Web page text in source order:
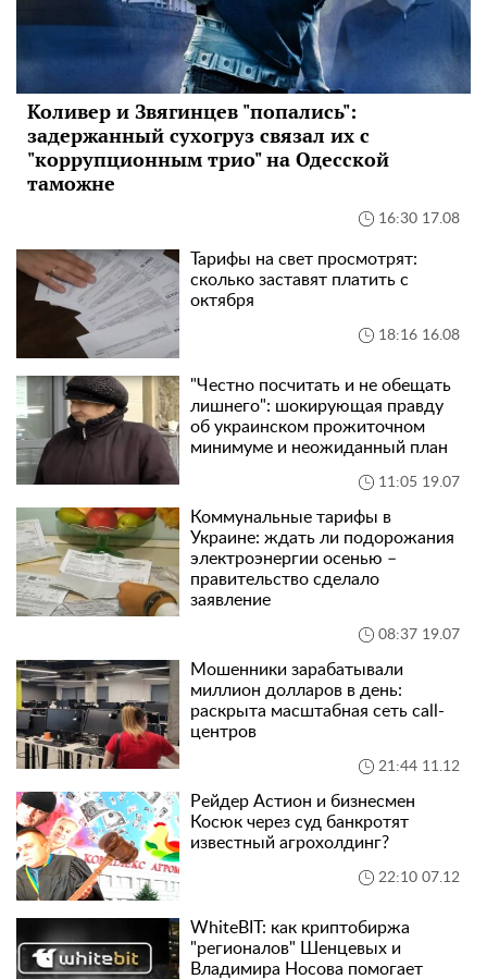
Коливер и Звягинцев "попались":
задержанный сухогруз связал их с
"коррупционным трио" на Одесской
таможне
16:30 17.08
Тарифы на свет просмотрят:
сколько заставят платить с
октября
18:16 16.08
"Честно посчитать и не обещать
лишнего": шокирующая правду
об украинском прожиточном
минимуме и неожиданный план
11:05 19.07
Коммунальные тарифы в
Украине: ждать ли подорожания
электроэнергии осенью –
правительство сделало
заявление
08:37 19.07
Мошенники зарабатывали
миллион долларов в день:
раскрыта масштабная сеть call-
центров
21:44 11.12
Рейдер Астион и бизнесмен
Косюк через суд банкротят
известный агрохолдинг?
22:10 07.12
WhiteBIT: как криптобиржа
"регионалов" Шенцевых и
Владимира Носова помогает